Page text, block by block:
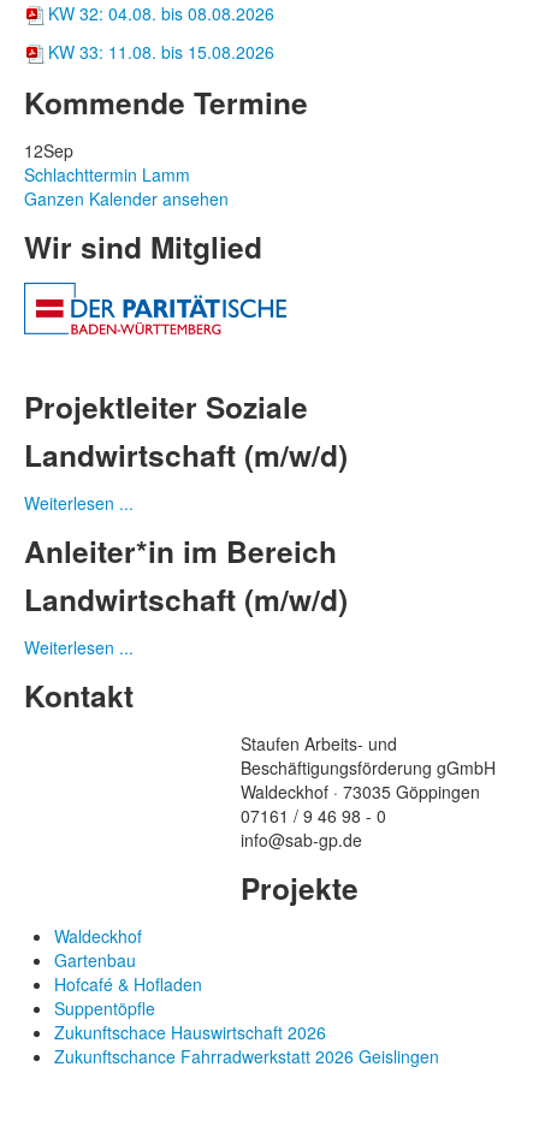
KW 32: 04.08. bis 08.08.2026
KW 33: 11.08. bis 15.08.2026
Kommende Termine
12Sep
Schlachttermin Lamm
Ganzen Kalender ansehen
Wir sind Mitglied
Projektleiter Soziale
Landwirtschaft (m/w/d)
Weiterlesen ...
Anleiter*in im Bereich
Landwirtschaft (m/w/d)
Weiterlesen ...
Kontakt
Staufen Arbeits- und
Beschäftigungsförderung gGmbH
Waldeckhof · 73035 Göppingen
07161 / 9 46 98 - 0
info@sab-gp.de
Projekte
Waldeckhof
Gartenbau
Hofcafé & Hofladen
Suppentöpfle
Zukunftschace Hauswirtschaft 2026
Zukunftschance Fahrradwerkstatt 2026 Geislingen